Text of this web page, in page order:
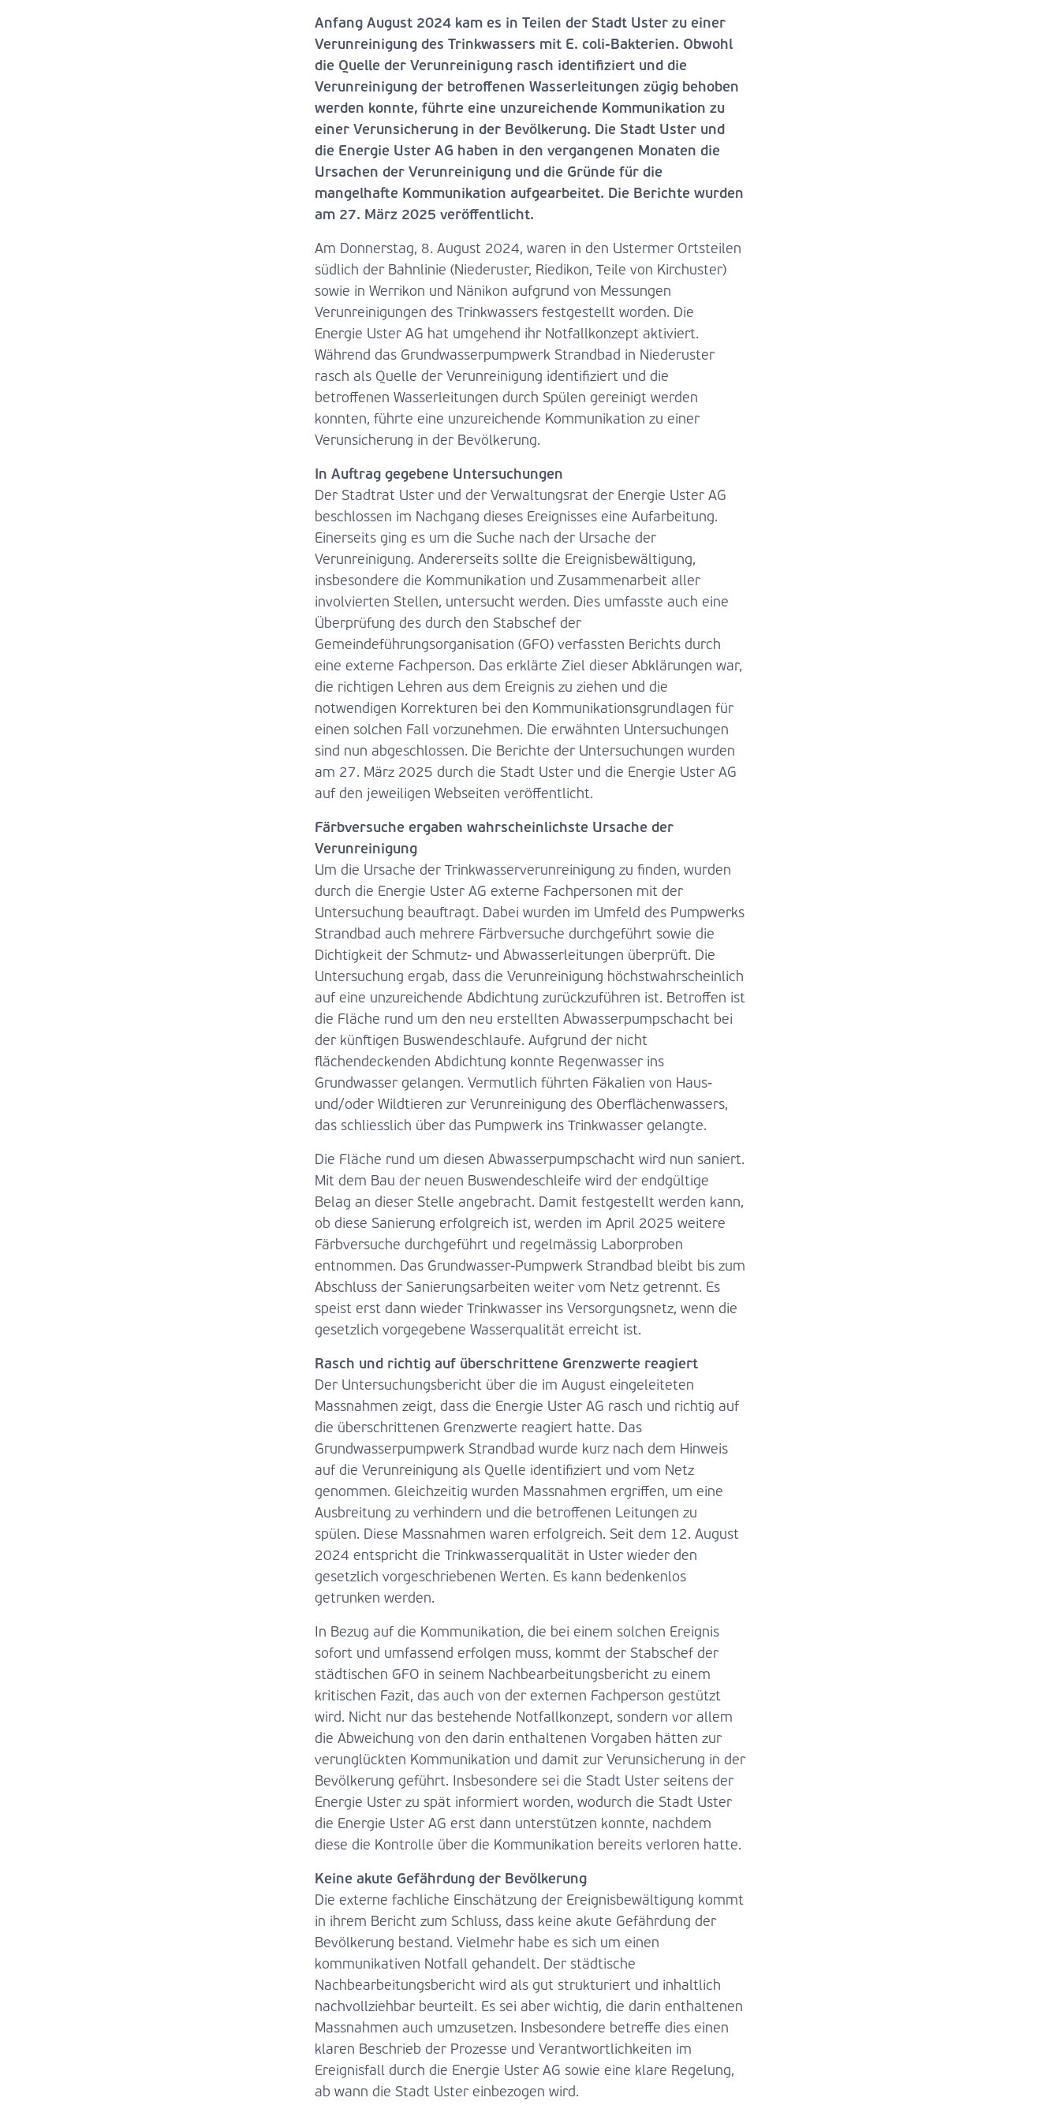
Anfang August 2024 kam es in Teilen der Stadt Uster zu einer
Verunreinigung des Trinkwassers mit E. coli-Bakterien. Obwohl
die Quelle der Verunreinigung rasch identifiziert und die
Verunreinigung der betroffenen Wasserleitungen zügig behoben
werden konnte, führte eine unzureichende Kommunikation zu
einer Verunsicherung in der Bevölkerung. Die Stadt Uster und
die Energie Uster AG haben in den vergangenen Monaten die
Ursachen der Verunreinigung und die Gründe für die
mangelhafte Kommunikation aufgearbeitet. Die Berichte wurden
am 27. März 2025 veröffentlicht.
Am Donnerstag, 8. August 2024, waren in den Ustermer Ortsteilen
südlich der Bahnlinie (Niederuster, Riedikon, Teile von Kirchuster)
sowie in Werrikon und Nänikon aufgrund von Messungen
Verunreinigungen des Trinkwassers festgestellt worden. Die
Energie Uster AG hat umgehend ihr Notfallkonzept aktiviert.
Während das Grundwasserpumpwerk Strandbad in Niederuster
rasch als Quelle der Verunreinigung identifiziert und die
betroffenen Wasserleitungen durch Spülen gereinigt werden
konnten, führte eine unzureichende Kommunikation zu einer
Verunsicherung in der Bevölkerung.
In Auftrag gegebene Untersuchungen
Der Stadtrat Uster und der Verwaltungsrat der Energie Uster AG
beschlossen im Nachgang dieses Ereignisses eine Aufarbeitung.
Einerseits ging es um die Suche nach der Ursache der
Verunreinigung. Andererseits sollte die Ereignisbewältigung,
insbesondere die Kommunikation und Zusammenarbeit aller
involvierten Stellen, untersucht werden. Dies umfasste auch eine
Überprüfung des durch den Stabschef der
Gemeindeführungsorganisation (GFO) verfassten Berichts durch
eine externe Fachperson. Das erklärte Ziel dieser Abklärungen war,
die richtigen Lehren aus dem Ereignis zu ziehen und die
notwendigen Korrekturen bei den Kommunikationsgrundlagen für
einen solchen Fall vorzunehmen. Die erwähnten Untersuchungen
sind nun abgeschlossen. Die Berichte der Untersuchungen wurden
am 27. März 2025 durch die Stadt Uster und die Energie Uster AG
auf den jeweiligen Webseiten veröffentlicht.
Färbversuche ergaben wahrscheinlichste Ursache der
Verunreinigung
Um die Ursache der Trinkwasserverunreinigung zu finden, wurden
durch die Energie Uster AG externe Fachpersonen mit der
Untersuchung beauftragt. Dabei wurden im Umfeld des Pumpwerks
Strandbad auch mehrere Färbversuche durchgeführt sowie die
Dichtigkeit der Schmutz- und Abwasserleitungen überprüft. Die
Untersuchung ergab, dass die Verunreinigung höchstwahrscheinlich
auf eine unzureichende Abdichtung zurückzuführen ist. Betroffen ist
die Fläche rund um den neu erstellten Abwasserpumpschacht bei
der künftigen Buswendeschlaufe. Aufgrund der nicht
flächendeckenden Abdichtung konnte Regenwasser ins
Grundwasser gelangen. Vermutlich führten Fäkalien von Haus-
und/oder Wildtieren zur Verunreinigung des Oberflächenwassers,
das schliesslich über das Pumpwerk ins Trinkwasser gelangte.
Die Fläche rund um diesen Abwasserpumpschacht wird nun saniert.
Mit dem Bau der neuen Buswendeschleife wird der endgültige
Belag an dieser Stelle angebracht. Damit festgestellt werden kann,
ob diese Sanierung erfolgreich ist, werden im April 2025 weitere
Färbversuche durchgeführt und regelmässig Laborproben
entnommen. Das Grundwasser-Pumpwerk Strandbad bleibt bis zum
Abschluss der Sanierungsarbeiten weiter vom Netz getrennt. Es
speist erst dann wieder Trinkwasser ins Versorgungsnetz, wenn die
gesetzlich vorgegebene Wasserqualität erreicht ist.
Rasch und richtig auf überschrittene Grenzwerte reagiert
Der Untersuchungsbericht über die im August eingeleiteten
Massnahmen zeigt, dass die Energie Uster AG rasch und richtig auf
die überschrittenen Grenzwerte reagiert hatte. Das
Grundwasserpumpwerk Strandbad wurde kurz nach dem Hinweis
auf die Verunreinigung als Quelle identifiziert und vom Netz
genommen. Gleichzeitig wurden Massnahmen ergriffen, um eine
Ausbreitung zu verhindern und die betroffenen Leitungen zu
spülen. Diese Massnahmen waren erfolgreich. Seit dem 12. August
2024 entspricht die Trinkwasserqualität in Uster wieder den
gesetzlich vorgeschriebenen Werten. Es kann bedenkenlos
getrunken werden.
In Bezug auf die Kommunikation, die bei einem solchen Ereignis
sofort und umfassend erfolgen muss, kommt der Stabschef der
städtischen GFO in seinem Nachbearbeitungsbericht zu einem
kritischen Fazit, das auch von der externen Fachperson gestützt
wird. Nicht nur das bestehende Notfallkonzept, sondern vor allem
die Abweichung von den darin enthaltenen Vorgaben hätten zur
verunglückten Kommunikation und damit zur Verunsicherung in der
Bevölkerung geführt. Insbesondere sei die Stadt Uster seitens der
Energie Uster zu spät informiert worden, wodurch die Stadt Uster
die Energie Uster AG erst dann unterstützen konnte, nachdem
diese die Kontrolle über die Kommunikation bereits verloren hatte.
Keine akute Gefährdung der Bevölkerung
Die externe fachliche Einschätzung der Ereignisbewältigung kommt
in ihrem Bericht zum Schluss, dass keine akute Gefährdung der
Bevölkerung bestand. Vielmehr habe es sich um einen
kommunikativen Notfall gehandelt. Der städtische
Nachbearbeitungsbericht wird als gut strukturiert und inhaltlich
nachvollziehbar beurteilt. Es sei aber wichtig, die darin enthaltenen
Massnahmen auch umzusetzen. Insbesondere betreffe dies einen
klaren Beschrieb der Prozesse und Verantwortlichkeiten im
Ereignisfall durch die Energie Uster AG sowie eine klare Regelung,
ab wann die Stadt Uster einbezogen wird.